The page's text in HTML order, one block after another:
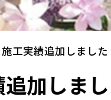
工実績追加しまし
加しま